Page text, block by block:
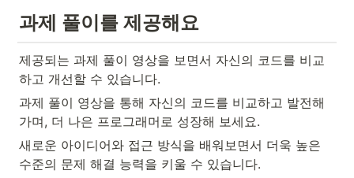
과제 풀이를 제공해요
제공되는 과제 풀이 영상을 보면서 자신의 코드를 비교
하고 개선할 수 있습니다.
과제 풀이 영상을 통해 자신의 코드를 비교하고 발전해
가며, 더 나은 프로그래머로 성장해 보세요.
새로운 아이디어와 접근 방식을 배워보면서 더욱 높은
수준의 문제 해결 능력을 키울 수 있습니다.